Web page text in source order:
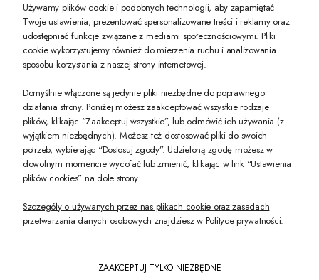
PREZENT DLA CIEBIE!
-10% na pierwsze zakupy na zeccoro.pl Gdy zapiszesz się do naszego
Twoje dane będą przetwarzane zgodnie z nasząpolityką prywatności
POKAŻ PEŁNĄ WERSJĘ STRONY
Używamy plików cookie i podobnych technologii, aby zapamiętać
Twoje ustawienia, prezentować spersonalizowane treści i reklamy oraz
udostępniać funkcje związane z mediami społecznościowymi. Pliki
cookie wykorzystujemy również do mierzenia ruchu i analizowania
sposobu korzystania z naszej strony internetowej.
Domyślnie włączone są jedynie pliki niezbędne do poprawnego
działania strony. Poniżej możesz zaakceptować wszystkie rodzaje
plików, klikając “Zaakceptuj wszystkie”, lub odmówić ich używania (z
wyjątkiem niezbędnych). Możesz też dostosować pliki do swoich
potrzeb, wybierając “Dostosuj zgody”. Udzieloną zgodę możesz w
dowolnym momencie wycofać lub zmienić, klikając w link “Ustawienia
plików cookies” na dole strony.
Szczegóły o używanych przez nas plikach cookie oraz zasadach
przetwarzania danych osobowych znajdziesz w Polityce prywatności.
ZAAKCEPTUJ TYLKO NIEZBĘDNE